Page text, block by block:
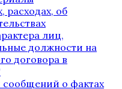
расходах, об
лиц,
должности на
договора в
сообщений о фактах